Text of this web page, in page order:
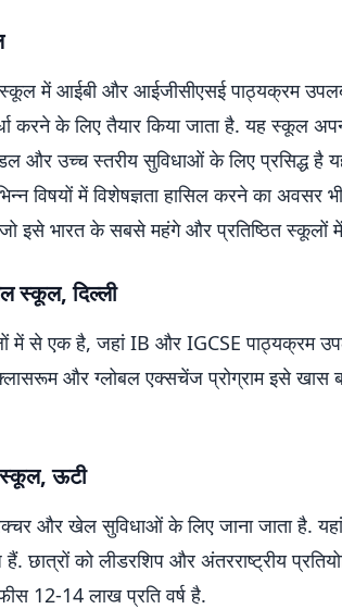
में आईबी और आईजीसीएसई पाठ्यक्रम
करने के लिए तैयार किया जाता है. यह स्कूल
और उच्च स्तरीय सुविधाओं के लिए प्रसिद्ध है
विषयों में विशेषज्ञता हासिल करने का अवसर
इसे भारत के सबसे महंगे और प्रतिष्ठित स्कूलों
स्कूल, दिल्ली
में से एक है, जहां IB और IGCSE पाठ्यक्रम
और ग्लोबल एक्सचेंज प्रोग्राम इसे खास
ऊटी
और खेल सुविधाओं के लिए जाना जाता है.
छात्रों को लीडरशिप और अंतरराष्ट्रीय
12-14 लाख प्रति वर्ष है.